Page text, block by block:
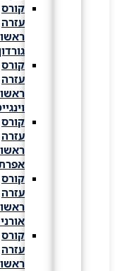
קורס
עזרה
ראשונה
גורדון
קורס
עזרה
ראשונה
וינגייט
קורס
עזרה
ראשונה
אפרתה
קורס
עזרה
ראשונה
אורנים
קורס
עזרה
ראשונה